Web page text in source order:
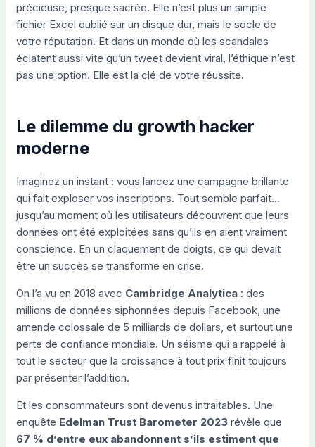
précieuse, presque sacrée. Elle n’est plus un simple
fichier Excel oublié sur un disque dur, mais le socle de
votre réputation. Et dans un monde où les scandales
éclatent aussi vite qu’un tweet devient viral, l’éthique n’est
pas une option. Elle est la clé de votre réussite.
Le dilemme du growth hacker
moderne
Imaginez un instant : vous lancez une campagne brillante
qui fait exploser vos inscriptions. Tout semble parfait…
jusqu’au moment où les utilisateurs découvrent que leurs
données ont été exploitées sans qu’ils en aient vraiment
conscience. En un claquement de doigts, ce qui devait
être un succès se transforme en crise.
On l’a vu en 2018 avec Cambridge Analytica : des
millions de données siphonnées depuis Facebook, une
amende colossale de 5 milliards de dollars, et surtout une
perte de confiance mondiale. Un séisme qui a rappelé à
tout le secteur que la croissance à tout prix finit toujours
par présenter l’addition.
Et les consommateurs sont devenus intraitables. Une
enquête Edelman Trust Barometer 2023 révèle que
67 % d’entre eux abandonnent s’ils estiment que